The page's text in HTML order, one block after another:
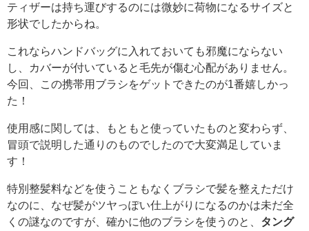
ティザーは持ち運びするのには微妙に荷物になるサイズと
形状でしたからね。
これならハンドバッグに入れておいても邪魔にならない
し、カバーが付いていると毛先が傷む心配がありません。
今回、この携帯用ブラシをゲットできたのが1番嬉しかっ
た！
使用感に関しては、もともと使っていたものと変わらず、
冒頭で説明した通りのものでしたので大変満足していま
す！
特別整髪料などを使うこともなくブラシで髪を整えただけ
なのに、なぜ髪がツヤっぽい仕上がりになるのかは未だ全
くの謎なのですが、確かに他のブラシを使うのと、 タング